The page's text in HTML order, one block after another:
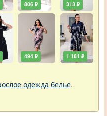
806 ₽
494 ₽
313 ₽
1 181 ₽
одежда белье.